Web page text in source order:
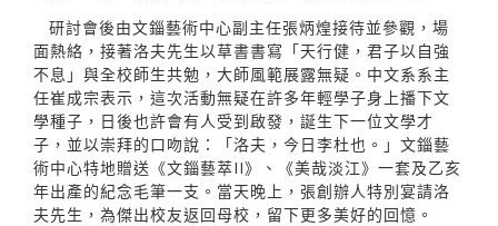
研討會後由文錙藝術中心副主任張炳煌接待並參觀，場
面熱絡，接著洛夫先生以草書書寫「天行健，君子以自強
不息」與全校師生共勉，大師風範展露無疑。中文系系主
任崔成宗表示，這次活動無疑在許多年輕學子身上播下文
學種子，日後也許會有人受到啟發，誕生下一位文學才
子，並以崇拜的口吻說：「洛夫，今日李杜也。」文錙藝
術中心特地贈送《文錙藝萃II》、《美哉淡江》一套及乙亥
年出產的紀念毛筆一支。當天晚上，張創辦人特別宴請洛
夫先生，為傑出校友返回母校，留下更多美好的回憶。